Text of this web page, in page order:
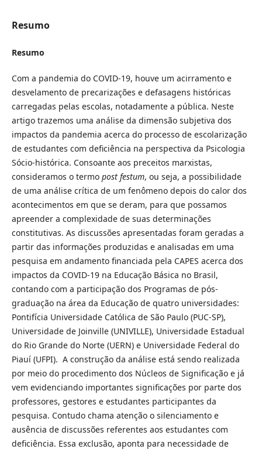
Resumo
Resumo
Com a pandemia do COVID-19, houve um acirramento e
desvelamento de precarizações e defasagens históricas
carregadas pelas escolas, notadamente a pública. Neste
artigo trazemos uma análise da dimensão subjetiva dos
impactos da pandemia acerca do processo de escolarização
de estudantes com deficiência na perspectiva da Psicologia
Sócio-histórica. Consoante aos preceitos marxistas,
consideramos o termo post festum, ou seja, a possibilidade
de uma análise crítica de um fenômeno depois do calor dos
acontecimentos em que se deram, para que possamos
apreender a complexidade de suas determinações
constitutivas. As discussões apresentadas foram geradas a
partir das informações produzidas e analisadas em uma
pesquisa em andamento financiada pela CAPES acerca dos
impactos da COVID-19 na Educação Básica no Brasil,
contando com a participação dos Programas de pós-
graduação na área da Educação de quatro universidades:
Pontifícia Universidade Católica de São Paulo (PUC-SP),
Universidade de Joinville (UNIVILLE), Universidade Estadual
do Rio Grande do Norte (UERN) e Universidade Federal do
Piauí (UFPI). A construção da análise está sendo realizada
por meio do procedimento dos Núcleos de Significação e já
vem evidenciando importantes significações por parte dos
professores, gestores e estudantes participantes da
pesquisa. Contudo chama atenção o silenciamento e
ausência de discussões referentes aos estudantes com
deficiência. Essa exclusão, aponta para necessidade de